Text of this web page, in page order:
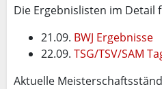
Die Ergebnislisten im Detail
21.09. BWJ Ergebnisse
22.09. TSG/TSV/SAM
Aktuelle